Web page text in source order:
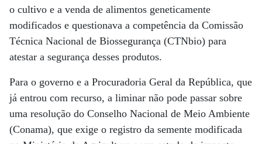
o cultivo e a venda de alimentos geneticamente
modificados e questionava a competência da Comissão
Técnica Nacional de Biossegurança (CTNbio) para
atestar a segurança desses produtos.
Para o governo e a Procuradoria Geral da República, que
já entrou com recurso, a liminar não pode passar sobre
uma resolução do Conselho Nacional de Meio Ambiente
(Conama), que exige o registro da semente modificada